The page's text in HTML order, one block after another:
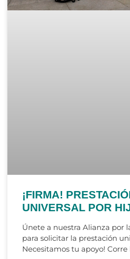
¡FIRMA!
UNIVERSAL POR
Únete a nuestra Alianza por
para solicitar la prestación
Necesitamos tu apoyo! Corre